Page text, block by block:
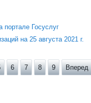
портале Госуслуг
на 25 августа 2021 г.
6 7 8 9 Вперед